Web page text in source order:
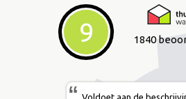
9 1840
“ Voldoet aan de